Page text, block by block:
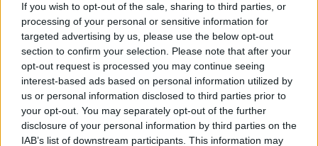
If you wish to opt-out of the sale, sharing to third parties, or
processing of your personal or sensitive information for
targeted advertising by us, please use the below opt-out
section to confirm your selection. Please note that after your
opt-out request is processed you may continue seeing
interest-based ads based on personal information utilized by
us or personal information disclosed to third parties prior to
your opt-out. You may separately opt-out of the further
disclosure of your personal information by third parties on the
IAB’s list of downstream participants. This information may